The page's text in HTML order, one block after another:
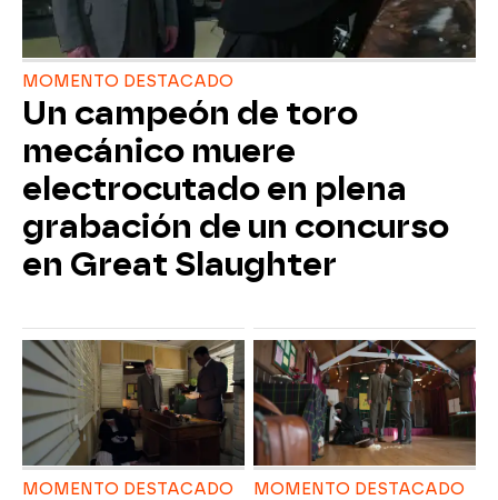
MOMENTO DESTACADO
Un campeón de toro
mecánico muere
electrocutado en plena
grabación de un concurso
en Great Slaughter
MOMENTO DESTACADO MOMENTO DESTACADO